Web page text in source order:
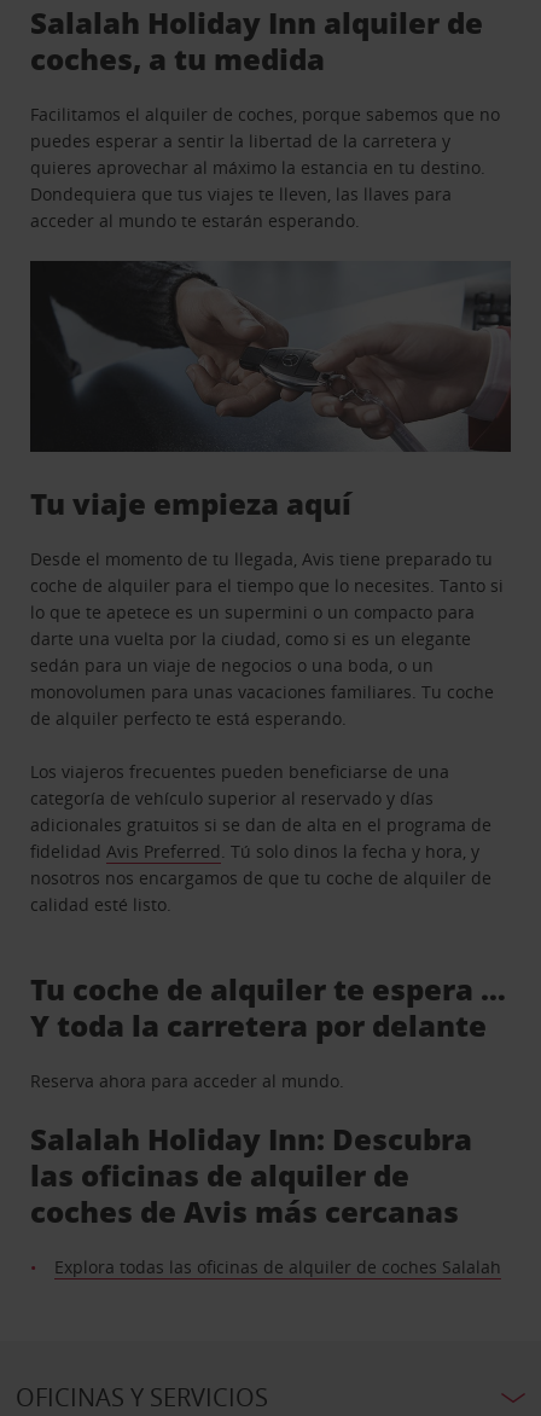
Salalah Holiday Inn alquiler de
coches, a tu medida
Facilitamos el alquiler de coches, porque sabemos que no
puedes esperar a sentir la libertad de la carretera y
quieres aprovechar al máximo la estancia en tu destino.
Dondequiera que tus viajes te lleven, las llaves para
acceder al mundo te estarán esperando.
Tu viaje empieza aquí
Desde el momento de tu llegada, Avis tiene preparado tu
coche de alquiler para el tiempo que lo necesites. Tanto si
lo que te apetece es un supermini o un compacto para
darte una vuelta por la ciudad, como si es un elegante
sedán para un viaje de negocios o una boda, o un
monovolumen para unas vacaciones familiares. Tu coche
de alquiler perfecto te está esperando.
Los viajeros frecuentes pueden beneficiarse de una
categoría de vehículo superior al reservado y días
adicionales gratuitos si se dan de alta en el programa de
fidelidadAvis Preferred. Tú solo dinos la fecha y hora, y
nosotros nos encargamos de que tu coche de alquiler de
calidad esté listo.
Tu coche de alquiler te espera …
Y toda la carretera por delante
Reserva ahora para acceder al mundo.
Salalah Holiday Inn: Descubra
las oficinas de alquiler de
coches de Avis más cercanas
Explora todas las oficinas de alquiler de coches Salalah
OFICINAS Y SERVICIOS